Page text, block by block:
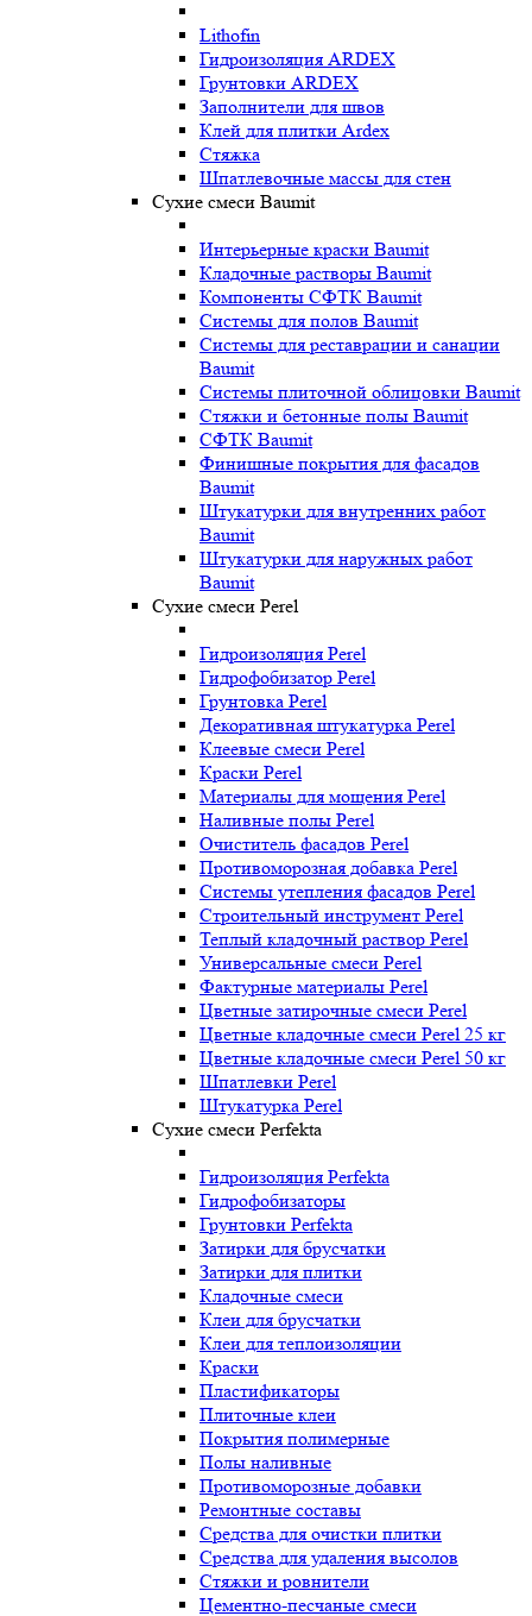
Lithofin
Гидроизоляция ARDEX
Грунтовки ARDEX
Заполнители для швов
Клей для плитки Ardex
Стяжка
Шпатлевочные массы для стен
Сухие смеси Baumit
Интерьерные краски Baumit
Кладочные растворы Baumit
Компоненты СФТК Baumit
Системы для полов Baumit
Системы для реставрации и санации
Baumit
Системы плиточной облицовки Baumit
Стяжки и бетонные полы Baumit
СФТК Baumit
Финишные покрытия для фасадов
Baumit
Штукатурки для внутренних работ
Baumit
Штукатурки для наружных работ
Baumit
Сухие смеси Perel
Гидроизоляция Perel
Гидрофобизатор Perel
Грунтовка Perel
Декоративная штукатурка Perel
Клеевые смеси Perel
Краски Perel
Материалы для мощения Perel
Наливные полы Perel
Очиститель фасадов Perel
Противоморозная добавка Perel
Системы утепления фасадов Perel
Строительный инструмент Perel
Теплый кладочный раствор Perel
Универсальные смеси Perel
Фактурные материалы Perel
Цветные затирочные смеси Perel
Цветные кладочные смеси Perel 25 кг
Цветные кладочные смеси Perel 50 кг
Шпатлевки Perel
Штукатурка Perel
Сухие смеси Perfekta
Гидроизоляция Perfekta
Гидрофобизаторы
Грунтовки Perfekta
Затирки для брусчатки
Затирки для плитки
Кладочные смеси
Клеи для брусчатки
Клеи для теплоизоляции
Краски
Пластификаторы
Плиточные клеи
Покрытия полимерные
Полы наливные
Противоморозные добавки
Ремонтные составы
Средства для очистки плитки
Средства для удаления высолов
Стяжки и ровнители
Цементно-песчаные смеси